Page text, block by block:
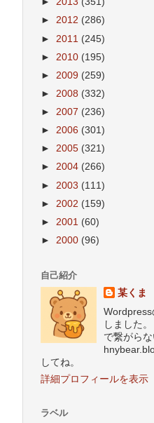
► 2012 (286)
► 2011 (245)
► 2010 (195)
► 2009 (259)
► 2008 (332)
► 2007 (236)
► 2006 (301)
► 2005 (321)
► 2004 (266)
► 2003 (111)
► 2002 (159)
► 2001 (60)
► 2000 (96)
自己紹介
某くま
Wordpress
しました
で繋がら
してね。
詳細プロフィールを表示
ラベル